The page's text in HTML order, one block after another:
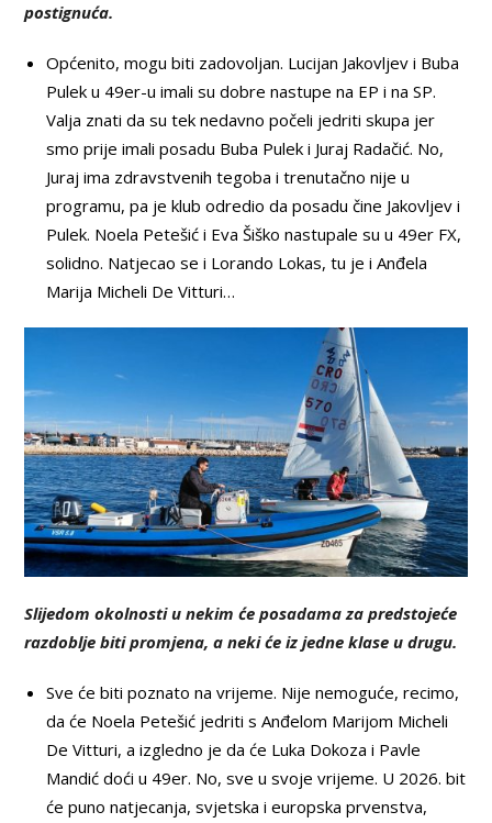
postignuća.
Općenito, mogu biti zadovoljan. Lucijan Jakovljev i Buba
Pulek u 49er-u imali su dobre nastupe na EP i na SP.
Valja znati da su tek nedavno počeli jedriti skupa jer
smo prije imali posadu Buba Pulek i Juraj Radačić. No,
Juraj ima zdravstvenih tegoba i trenutačno nije u
programu, pa je klub odredio da posadu čine Jakovljev i
Pulek. Noela Petešić i Eva Šiško nastupale su u 49er FX,
solidno. Natjecao se i Lorando Lokas, tu je i Anđela
Marija Micheli De Vitturi…
Slijedom okolnosti u nekim će posadama za predstojeće
razdoblje biti promjena, a neki će iz jedne klase u drugu.
Sve će biti poznato na vrijeme. Nije nemoguće, recimo,
da će Noela Petešić jedriti s Anđelom Marijom Micheli
De Vitturi, a izgledno je da će Luka Dokoza i Pavle
Mandić doći u 49er. No, sve u svoje vrijeme. U 2026. bit
će puno natjecanja, svjetska i europska prvenstva,